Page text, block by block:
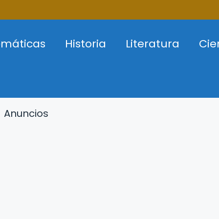
Historia Literatura
Anuncios